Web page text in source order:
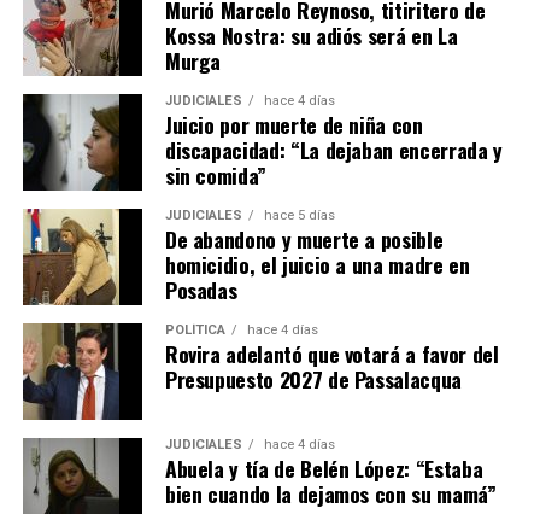
Una publicación compartida por EMiPA (@emipaok)
Murió Marcelo Reynoso, titiritero de
Kossa Nostra: su adiós será en La
Murga
JUDICIALES hace 4 días
Juicio por muerte de niña con
discapacidad: “La dejaban encerrada y
sin comida”
JUDICIALES hace 5 días
De abandono y muerte a posible
homicidio, el juicio a una madre en
Posadas
POLÍTICA hace 4 días
Rovira adelantó que votará a favor del
Presupuesto 2027 de Passalacqua
JUDICIALES hace 4 días
Abuela y tía de Belén López: “Estaba
bien cuando la dejamos con su mamá”